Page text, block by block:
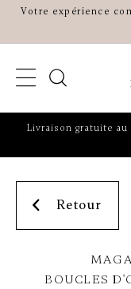
Votre expérience
Livraison gratuite au
Retour
BOUCLES